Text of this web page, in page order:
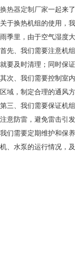
换热器定制厂家一起来
关于换热机组的使用，
雨季里，由于空气湿度
首先、我们需要注意机
就要及时清理；同时保
其次、我们需要控制室
区域，制定合理的通风
第三、我们需要保证机
注意防雷，避免雷击引
我们需要定期维护和保
机、水泵的运行情况，